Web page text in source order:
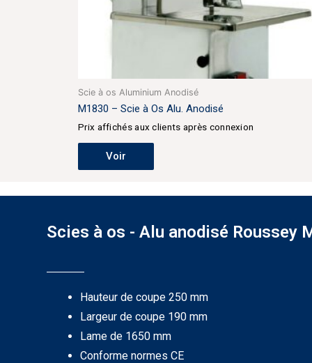
Scie à os Aluminium Anodisé
M1830 – Scie à Os Alu. Anodisé
Prix affichés aux clients après connexion
Voir
Scies à os - Alu anodisé Roussey
Hauteur de coupe 250 mm
Largeur de coupe 190 mm
Lame de 1650 mm
Conforme normes CE